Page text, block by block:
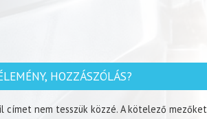
HOZZÁSZÓLÁS?
címet nem tesszük közzé. A kötelező mezőket